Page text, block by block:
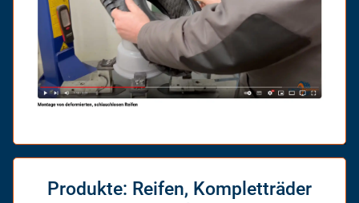
Produkte: Reifen, Kompletträder